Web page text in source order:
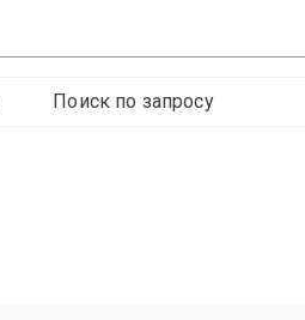
Поиск по запросу